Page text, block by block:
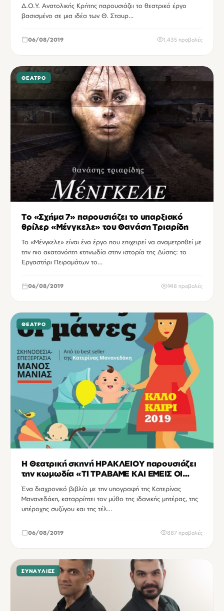
Δ.Ο.Υ. Ανατολικής Κρήτης παρουσιάζει το θεατρικό έργο
βασισμένο σε μια ιδέα των Θ. Σταυρ…
06/08/2019 1,435 προβολές
ΘΈΑΤΡΟ
Το «Σχήμα 7» παρουσιάζει το υπαρξιακό
θρίλερ «Μένγκελε» του Θανάση Τριαρίδη
Το «Μένγκελε» είναι ένα έργο που επιχειρεί να αναμετρηθεί με
την πιο ακατανόητη κτηνωδία στην ιστορία της Δύσης: το
Εργαστήρι Πειραμάτων το…
06/08/2019 948 προβολές
ΘΈΑΤΡΟ
Η Θεατρική σκηνή ΗΡΑΚΛΕΙΟΥ παρουσιάζει
την κωμωδία «ΤΙ ΤΡΑΒΑΜΕ ΚΑΙ ΕΜΕΙΣ ΟΙ
Ένα διαχρονικό βιβλίο με την υπογραφή της Κατερίνας
Μανανεδάκη, καταρρίπτει τον μύθο της ιδανικής μητέρας, της
υπέροχης συζύγου και της τέλ…
06/08/2019 887 προβολές
ΣΥΝΑΥΛΊΕΣ